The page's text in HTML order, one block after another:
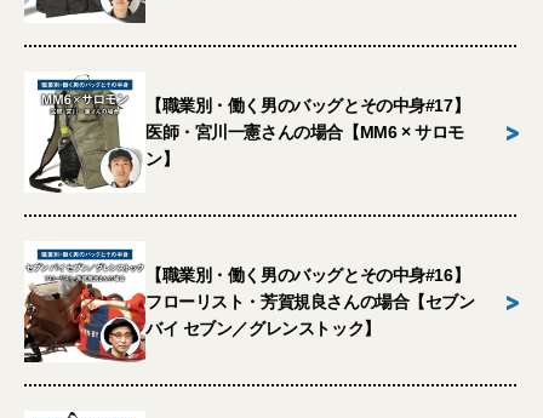
【職業別・働く男のバッグとその中身#17】
医師・宮川一憲さんの場合【MM6 × サロモ
ン】
>
【職業別・働く男のバッグとその中身#16】
フローリスト・芳賀規良さんの場合【セブン
バイ セブン／グレンストック】
>